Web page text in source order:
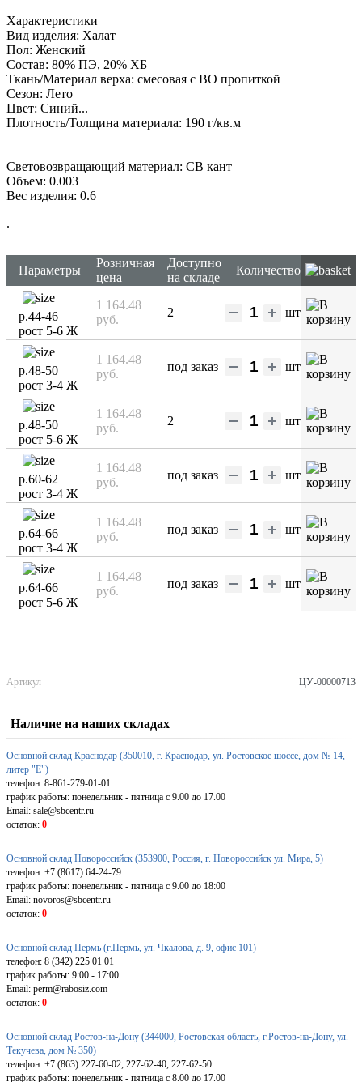
Характеристики
Вид изделия: Халат
Пол: Женский
Состав: 80% ПЭ, 20% ХБ
Ткань/Материал верха: смесовая с ВО пропиткой
Сезон: Лето
Цвет: Синий...
Плотность/Толщина материала: 190 г/кв.м
Световозвращающий материал: СВ кант
Объем: 0.003
Вес изделия: 0.6
.
Параметры
Розничная
цена
Доступно
на складе
Количество
р.44-46
рост 5-6 Ж
1 164.48
руб.
2 шт
р.48-50
рост 3-4 Ж
1 164.48
руб.
под заказ шт
р.48-50
рост 5-6 Ж
1 164.48
руб.
2 шт
р.60-62
рост 3-4 Ж
1 164.48
руб.
под заказ шт
р.64-66
рост 3-4 Ж
1 164.48
руб.
под заказ шт
р.64-66
рост 5-6 Ж
1 164.48
руб.
под заказ шт
Артикул ЦУ-00000713
Наличие на наших складах
Основной склад Краснодар (350010, г. Краснодар, ул. Ростовское шоссе, дом № 14,
литер "Е")
телефон: 8-861-279-01-01
график работы: понедельник - пятница с 9.00 до 17.00
Email: sale@sbcentr.ru
остаток: 0
Основной склад Новороссийск (353900, Россия, г. Новороссийск ул. Мира, 5)
телефон: +7 (8617) 64-24-79
график работы: понедельник - пятница с 9.00 до 18:00
Email: novoros@sbcentr.ru
остаток: 0
Основной склад Пермь (г.Пермь, ул. Чкалова, д. 9, офис 101)
телефон: 8 (342) 225 01 01
график работы: 9:00 - 17:00
Email: perm@rabosiz.com
остаток: 0
Основной склад Ростов-на-Дону (344000, Ростовская область, г.Ростов-на-Дону, ул.
Текучева, дом № 350)
телефон: +7 (863) 227-60-02, 227-62-40, 227-62-50
график работы: понедельник - пятница с 8.00 до 17.00